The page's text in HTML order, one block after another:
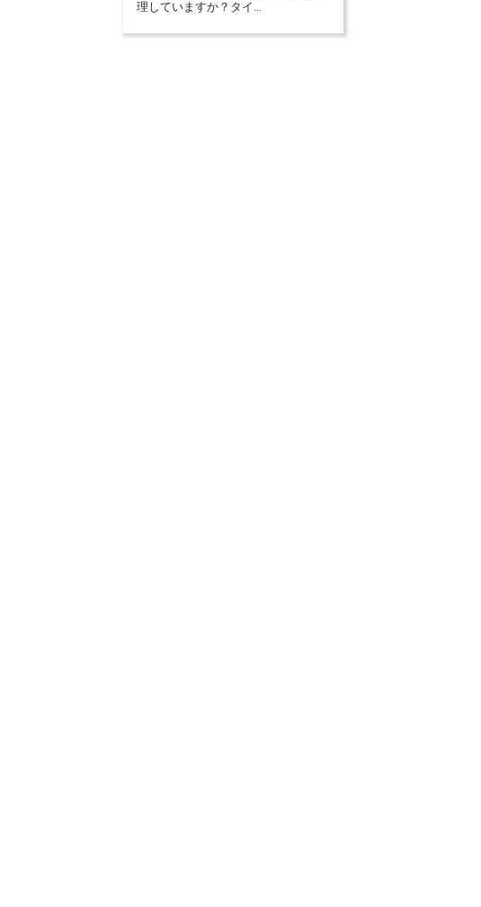
理していますか？タイ…